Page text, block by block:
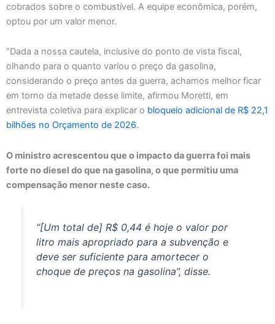
cobrados sobre o combustível. A equipe econômica, porém,
optou por um valor menor.
“Dada a nossa cautela, inclusive do ponto de vista fiscal,
olhando para o quanto variou o preço da gasolina,
considerando o preço antes da guerra, achamos melhor ficar
em torno da metade desse limite, afirmou Moretti, em
entrevista coletiva para explicar o bloqueio adicional de R$ 22,1
bilhões no Orçamento de 2026.
O ministro acrescentou que o impacto da guerra foi mais
forte no diesel do que na gasolina, o que permitiu uma
compensação menor neste caso.
“[Um total de] R$ 0,44 é hoje o valor por
litro mais apropriado para a subvenção e
deve ser suficiente para amortecer o
choque de preços na gasolina”, disse.